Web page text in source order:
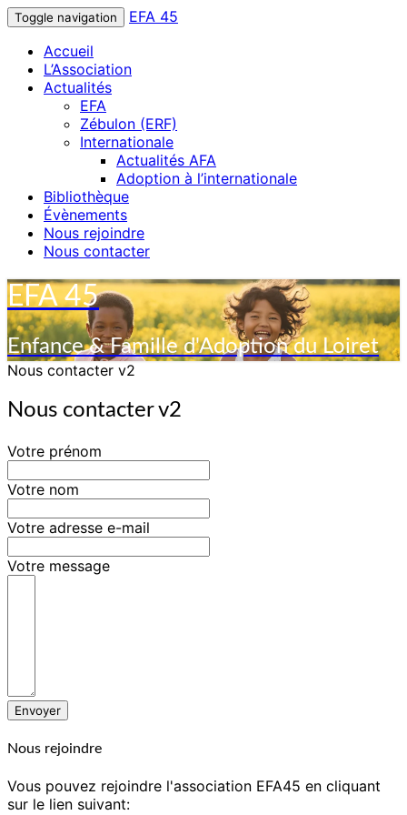
Toggle navigation
EFA 45
Accueil
L’Association
Actualités
EFA
Zébulon (ERF)
Internationale
Actualités AFA
Adoption à l’internationale
Bibliothèque
Évènements
Nous rejoindre
Nous contacter
EFA 45
Enfance & Famille d'Adoption du Loiret
Nous contacter v2
Nous contacter v2
Votre prénom
Votre nom
Votre adresse e-mail
Votre message
Envoyer
Nous rejoindre
Vous pouvez rejoindre l'association EFA45 en cliquant
sur le lien suivant: